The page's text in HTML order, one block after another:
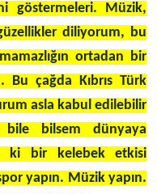
göstermeleri. Müzik,
diliyorum, bu
ortadan bir
Bu çağda Kıbrıs Türk
asla kabul edilebilir
bile bilsem dünyaya
ki bir kelebek etkisi
yapın. Müzik yapın.